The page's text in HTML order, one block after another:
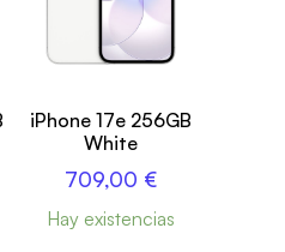
iPhone 17e 256GB
White
709,00 €
Hay existencias